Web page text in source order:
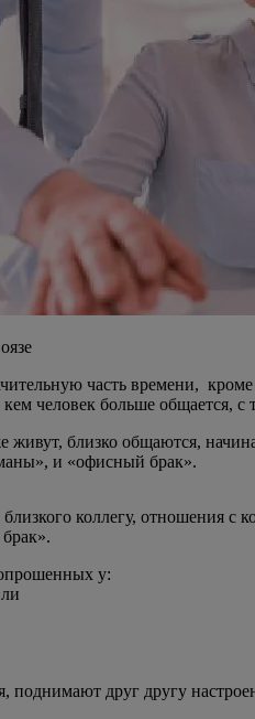
часть времени,
человек больше общается,
живут, близко общаются,
и «офисный брак».
коллегу, отношения с
у:
друг другу